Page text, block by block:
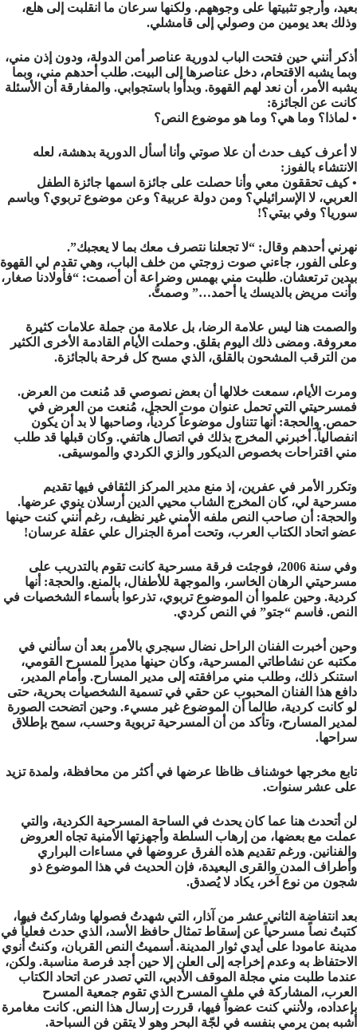
بعيد، وأرجو تثبيتها على وجوههم. ولكنها سرعان ما انقلبت إلى هلع،
وذلك بعد يومين من وصولي إلى قامشلي.
أذكر أنني حين فتحت الباب لدورية عناصر أمن الدولة، ودون إذن مني،
وبما يشبه الاقتحام، دخل عناصرها إلى البيت. طلب أحدهم مني، وبما
يشبه الأمر، أن نعد لهم القهوة. وبدأوا باستجوابي. والمفارقة أن الأسئلة
كانت عن الجائزة:
• لماذا؟ وما هي؟ وما هو موضوع النص؟
لا أعرف كيف حدث أن علا صوتي وأنا أسأل الدورية بدهشة، لعله
الانتشاء بالفوز:
• كيف تحققون معي وأنا حصلت على جائزة اسمها جائزة الطفل
العربي، لا الإسرائيلي؟ ومن دولة عربية؟ وعن موضوع تربوي؟ وباسم
سوريا؟ وفي بيتي؟!
نهرني أحدهم وقال: “لا تجعلنا نتصرف معك بما لا يعجبك”.
وعلى الفور، جاءني صوت زوجتي من خلف الباب، وهي تقدم لي القهوة
بيدين ترتعشان. طلبت مني بهمس وضراعة أن أصمت: “فأولادنا صغار،
وأنت مريض بالديسك يا أحمد…” وصمتُّ.
والصمت هنا ليس علامة الرضا، بل علامة من جملة علامات كثيرة
معروفة. ومضى ذلك اليوم بقلق. وحملت الأيام القادمة الأخرى الكثير
من الترقب المشحون بالقلق، الذي مسح كل فرحة بالجائزة.
ومرت الأيام، سمعت خلالها أن بعض نصوصي قد مُنعت من العرض.
فمسرحيتي التي تحمل عنوان موت الحجل، مُنعت من العرض في
حمص. والحجة: أنها تتناول موضوعاً كردياً، وصاحبها لا بد أن يكون
انفصالياً. أخبرني المخرج بذلك في اتصال هاتفي. وكان قبلها قد طلب
مني اقتراحات بخصوص الديكور والزي الكردي والموسيقى.
وتكرر الأمر في عفرين، إذ منع مدير المركز الثقافي فيها تقديم
مسرحية لي، كان المخرج الشاب محيي الدين أرسلان ينوي عرضها.
والحجة: أن صاحب النص ملفه الأمني غير نظيف، رغم أنني كنت حينها
عضو اتحاد الكتاب العرب، وتحت أمرة الجنرال علي عقلة عرسان!
وفي سنة 2006، فوجئت فرقة مسرحية كانت تقوم بالتدريب على
مسرحيتي الرهان الخاسر، والموجهة للأطفال، بالمنع. والحجة: أنها
كردية. وحين علموا أن الموضوع تربوي، تذرعوا بأسماء الشخصيات في
النص. فاسم “جتو” في النص كردي.
وحين أخبرت الفنان الراحل نضال سيجري بالأمر، بعد أن سألني في
مكتبه عن نشاطاتي المسرحية، وكان حينها مديراً للمسرح القومي،
استنكر ذلك، وطلب مني مرافقته إلى مدير المسارح. وأمام المدير،
دافع هذا الفنان المحبوب عن حقي في تسمية الشخصيات بحرية، حتى
لو كانت كردية، طالما أن الموضوع غير مسيء. وحين اتضحت الصورة
لمدير المسارح، وتأكد من أن المسرحية تربوية وحسب، سمح بإطلاق
سراحها.
تابع مخرجها خوشناف ظاظا عرضها في أكثر من محافظة، ولمدة تزيد
على عشر سنوات.
لن أتحدث هنا عما كان يحدث في الساحة المسرحية الكردية، والتي
عملت مع بعضها، من إرهاب السلطة وأجهزتها الأمنية تجاه العروض
والفنانين. ورغم تقديم هذه الفرق عروضها في مساءات البراري
وأطراف المدن والقرى البعيدة، فإن الحديث في هذا الموضوع ذو
شجون من نوع آخر، يكاد لا يُصدق.
بعد انتفاضة الثاني عشر من آذار، التي شهدتُ فصولها وشاركتُ فيها،
كتبتُ نصاً مسرحياً عن إسقاط تمثال حافظ الأسد، الذي حدث فعلياً في
مدينة عامودا على أيدي ثوار المدينة. أسميتُ النص القربان، وكنتُ أنوي
الاحتفاظ به وعدم إخراجه إلى العلن إلا حين أجد فرصة مناسبة. ولكن،
عندما طلبت مني مجلة الموقف الأدبي، التي تصدر عن اتحاد الكتاب
العرب، المشاركة في ملف المسرح الذي تقوم جمعية المسرح
بإعداده، ولأنني كنت عضواً فيها، قررت إرسال هذا النص. كانت مغامرة
أشبه بمن يرمي بنفسه في لجّة البحر وهو لا يتقن فن السباحة.